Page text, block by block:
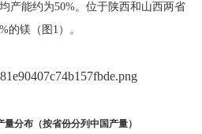
产能约为50%。位于陕西和山西两省
的镁（图1）。
量分布（按省份分列中国产量）